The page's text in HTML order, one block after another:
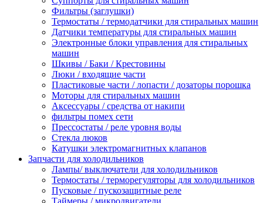
Фильтры (заглушки)
Термостаты / термодатчики для стиральных машин
Датчики температуры для стиральных машин
Электронные блоки управления для стиральных
машин
Шкивы / Баки / Крестовины
Люки / входящие части
Пластиковые части / лопасти / дозаторы порошка
Моторы для стиральных машин
Аксессуары / средства от накипи
фильтры помех сети
Прессостаты / реле уровня воды
Стекла люков
Катушки электромагнитных клапанов
Запчасти для холодильников
Лампы/ выключатели для холодильников
Термостаты / терморегуляторы для холодильников
Пусковые / пускозащитные реле